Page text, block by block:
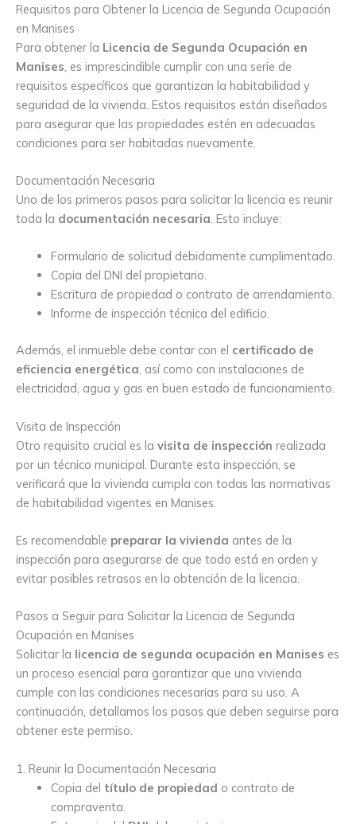
Requisitos para Obtener la Licencia de Segunda Ocupación
en Manises
Para obtener la Licencia de Segunda Ocupación en
Manises , es imprescindible cumplir con una serie de
requisitos específicos que garantizan la habitabilidad y
seguridad de la vivienda. Estos requisitos están diseñados
para asegurar que las propiedades estén en adecuadas
condiciones para ser habitadas nuevamente.
Documentación Necesaria
Uno de los primeros pasos para solicitar la licencia es reunir
toda la documentación necesaria. Esto incluye:
Formulario de solicitud debidamente cumplimentado.
Copia del DNI del propietario.
Escritura de propiedad o contrato de arrendamiento.
Informe de inspección técnica del edificio.
Además, el inmueble debe contar con el certificado de
eficiencia energética, así como con instalaciones de
electricidad, agua y gas en buen estado de funcionamiento.
Visita de Inspección
Otro requisito crucial es la visita de inspección realizada
por un técnico municipal. Durante esta inspección, se
verificará que la vivienda cumpla con todas las normativas
de habitabilidad vigentes en Manises.
Es recomendable preparar la vivienda antes de la
inspección para asegurarse de que todo está en orden y
evitar posibles retrasos en la obtención de la licencia.
Pasos a Seguir para Solicitar la Licencia de Segunda
Ocupación en Manises
Solicitar la licencia de segunda ocupación en Manises es
un proceso esencial para garantizar que una vivienda
cumple con las condiciones necesarias para su uso. A
continuación, detallamos los pasos que deben seguirse para
obtener este permiso.
1. Reunir la Documentación Necesaria
Copia del título de propiedad o contrato de
compraventa.